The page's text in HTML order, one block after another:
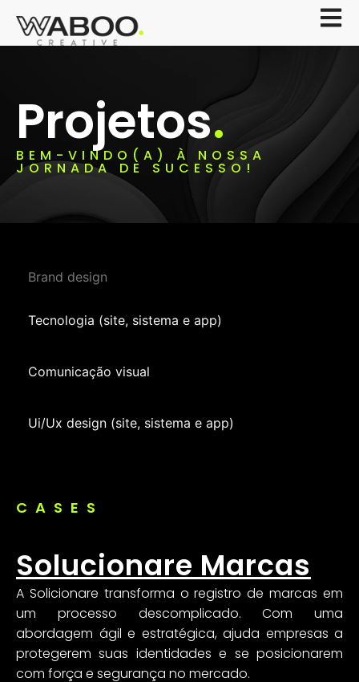
Projetos.
BEM-VINDO(A) À NOSSA
JORNADA DE SUCESSO!
Brand design
Tecnologia (site, sistema e app)
Comunicação visual
Ui/Ux design (site, sistema e app)
CASES
Solucionare Marcas
A Solicionare transforma o registro de marcas em
um processo descomplicado. Com uma
abordagem ágil e estratégica, ajuda empresas a
protegerem suas identidades e se posicionarem
com força e segurança no mercado.